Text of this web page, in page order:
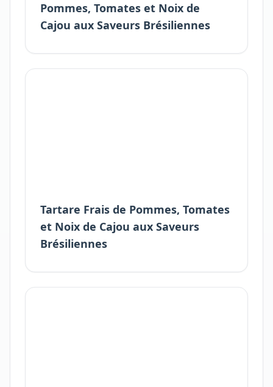
Pommes, Tomates et Noix de
Cajou aux Saveurs Brésiliennes
Tartare Frais de Pommes, Tomates
et Noix de Cajou aux Saveurs
Brésiliennes